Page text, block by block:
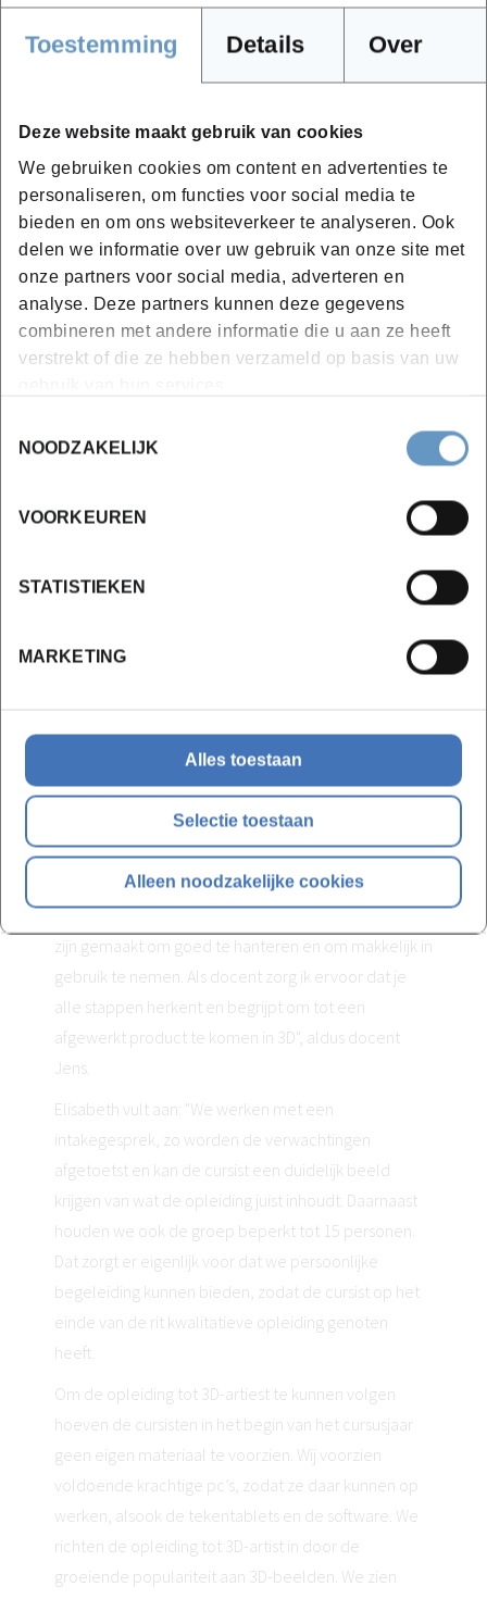
Toestemming Details Over
Deze website maakt gebruik van cookies
We gebruiken cookies om content en advertenties te
personaliseren, om functies voor social media te
bieden en om ons websiteverkeer te analyseren. Ook
delen we informatie over uw gebruik van onze site met
onze partners voor social media, adverteren en
analyse. Deze partners kunnen deze gegevens
combineren met andere informatie die u aan ze heeft
verstrekt of die ze hebben verzameld op basis van uw
NOODZAKELIJK
VOORKEUREN
STATISTIEKEN
MARKETING
Alles toestaan
Selectie toestaan
Alleen noodzakelijke cookies
Wat mogen we wel en niet verwachten van deze
"Programmeren maakt geen deel uit van de
opleiding. Wij gaan ons focussen op de uitwerking van
een idee of concept met een 3D-programma,
waarbij je de praktische stappen vlot leert nemen
om zo tot een goed resultaat te komen". Aldus
docens Jens.
Moet ik geen voorkennis hebben?
"Ik begrijp dat modelleren een schrikdrempel kan
zijn, maar dat is echt niet nodig. Daarvoor ben ik er
ook, om jullie stap voor stap wegwijs te maken. Er
geen voorkennis voor nodig. De tekenprogramma’s
zijn gemaakt om goed te hanteren en om makkelijk in
gebruik te nemen. Als docent zorg ik ervoor dat je
alle stappen herkent en begrijpt om tot een
afgewerkt product te komen in 3D", aldus docent
Jens.
Elisabeth vult aan: "We werken met een
intakegesprek, zo worden de verwachtingen
afgetoetst en kan de cursist een duidelijk beeld
krijgen van wat de opleiding juist inhoudt. Daarnaast
houden we ook de groep beperkt tot 15 personen.
Dat zorgt er eigenlijk voor dat we persoonlijke
begeleiding kunnen bieden, zodat de cursist op het
einde van de rit kwalitatieve opleiding genoten
heeft.
Om de opleiding tot 3D-artiest te kunnen volgen
hoeven de cursisten in het begin van het cursusjaar
geen eigen materiaal te voorzien. Wij voorzien
voldoende krachtige pc’s, zodat ze daar kunnen op
werken, alsook de tekentablets en de software. We
richten de opleiding tot 3D-artist in door de
groeiende populariteit aan 3D-beelden. We zien